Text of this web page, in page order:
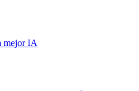
mejor IA